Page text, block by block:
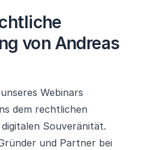
von Andreas
Webinars
dem rechtlichen
Souveränität.
und Partner bei